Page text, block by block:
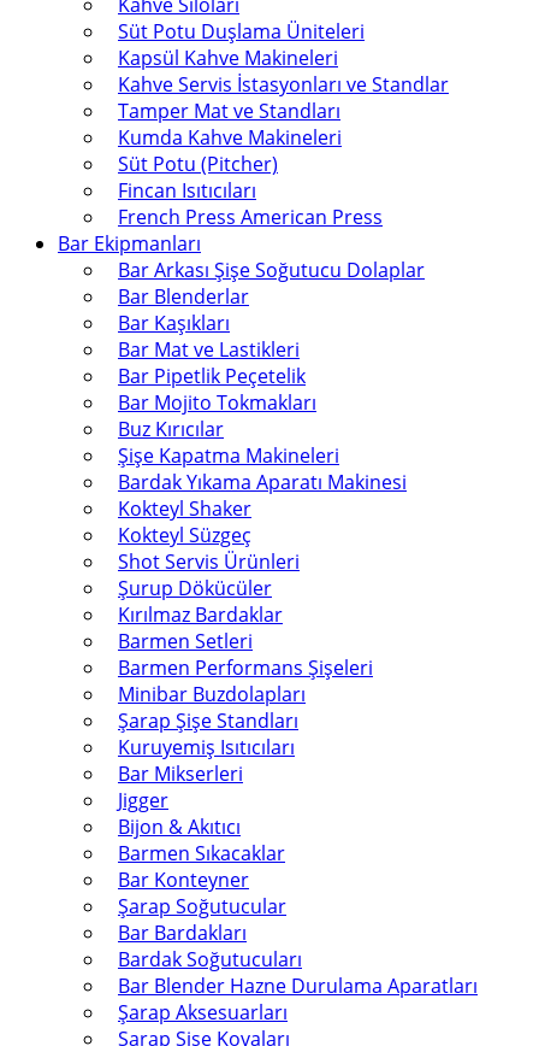
Süt Potu Duşlama Üniteleri
Kapsül Kahve Makineleri
Kahve Servis İstasyonları ve Standlar
Tamper Mat ve Standları
Kumda Kahve Makineleri
Süt Potu (Pitcher)
Fincan Isıtıcıları
French Press American Press
Bar Ekipmanları
Bar Arkası Şişe Soğutucu Dolaplar
Bar Blenderlar
Bar Kaşıkları
Bar Mat ve Lastikleri
Bar Pipetlik Peçetelik
Bar Mojito Tokmakları
Buz Kırıcılar
Şişe Kapatma Makineleri
Bardak Yıkama Aparatı Makinesi
Kokteyl Shaker
Kokteyl Süzgeç
Shot Servis Ürünleri
Şurup Dökücüler
Kırılmaz Bardaklar
Barmen Setleri
Barmen Performans Şişeleri
Minibar Buzdolapları
Şarap Şişe Standları
Kuruyemiş Isıtıcıları
Bar Mikserleri
Jigger
Bijon & Akıtıcı
Barmen Sıkacaklar
Bar Konteyner
Şarap Soğutucular
Bar Bardakları
Bardak Soğutucuları
Bar Blender Hazne Durulama Aparatları
Şarap Aksesuarları
Şarap Şişe Kovaları